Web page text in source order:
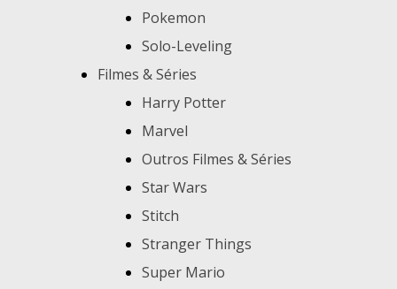
Pokemon
Solo-Leveling
Filmes & Séries
Harry Potter
Marvel
Outros Filmes & Séries
Star Wars
Stitch
Stranger Things
Super Mario